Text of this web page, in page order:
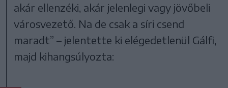
akár ellenzéki, akár jelenlegi vagy jövőbeli
városvezető. Na de csak a síri csend
maradt” – jelentette ki elégedetlenül Gálfi,
majd kihangsúlyozta: